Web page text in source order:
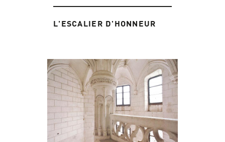
L'ESCALIER D'HONNEUR